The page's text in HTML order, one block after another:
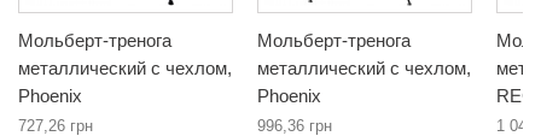
Мольберт-тренога
металлический с чехлом,
Phoenix
727,26 грн
Мольберт-тренога
металлический с чехлом,
Phoenix
996,36 грн 1